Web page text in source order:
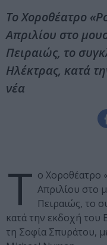
Το Χοροθέατρο
Απριλίου στο
Πειραιώς, το
Ηλέκτρας, κατά
νέα
Τ ο Χοροθέατρο
Απριλίου στο
Πειραιώς, το
κατά την εκδοχή του
τη Σοφία Σπυράτου,